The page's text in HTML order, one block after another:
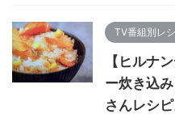
TV番組別レ
【ヒルナ
ー炊き込
さんレシピ